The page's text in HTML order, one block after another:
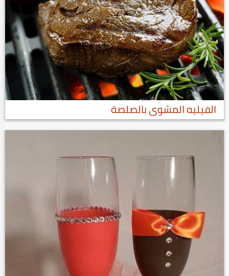
الفيليه المشوى بالصلصة